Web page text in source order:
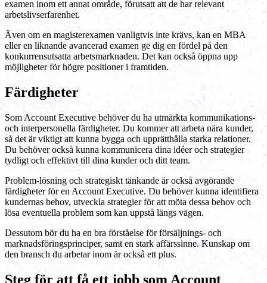
examen inom ett annat område, förutsatt att de har relevant
arbetslivserfarenhet.
Även om en magisterexamen vanligtvis inte krävs, kan en MBA
eller en liknande avancerad examen ge dig en fördel på den
konkurrensutsatta arbetsmarknaden. Det kan också öppna upp
möjligheter för högre positioner i framtiden.
Färdigheter
Som Account Executive behöver du ha utmärkta kommunikations-
och interpersonella färdigheter. Du kommer att arbeta nära kunder,
så det är viktigt att kunna bygga och upprätthålla starka relationer.
Du behöver också kunna kommunicera dina idéer och strategier
tydligt och effektivt till dina kunder och ditt team.
Problem-lösning och strategiskt tänkande är också avgörande
färdigheter för en Account Executive. Du behöver kunna identifiera
kundernas behov, utveckla strategier för att möta dessa behov och
lösa eventuella problem som kan uppstå längs vägen.
Dessutom bör du ha en bra förståelse för försäljnings- och
marknadsföringsprinciper, samt en stark affärssinne. Kunskap om
den bransch du arbetar inom är också ett plus.
Steg för att få ett jobb som Account